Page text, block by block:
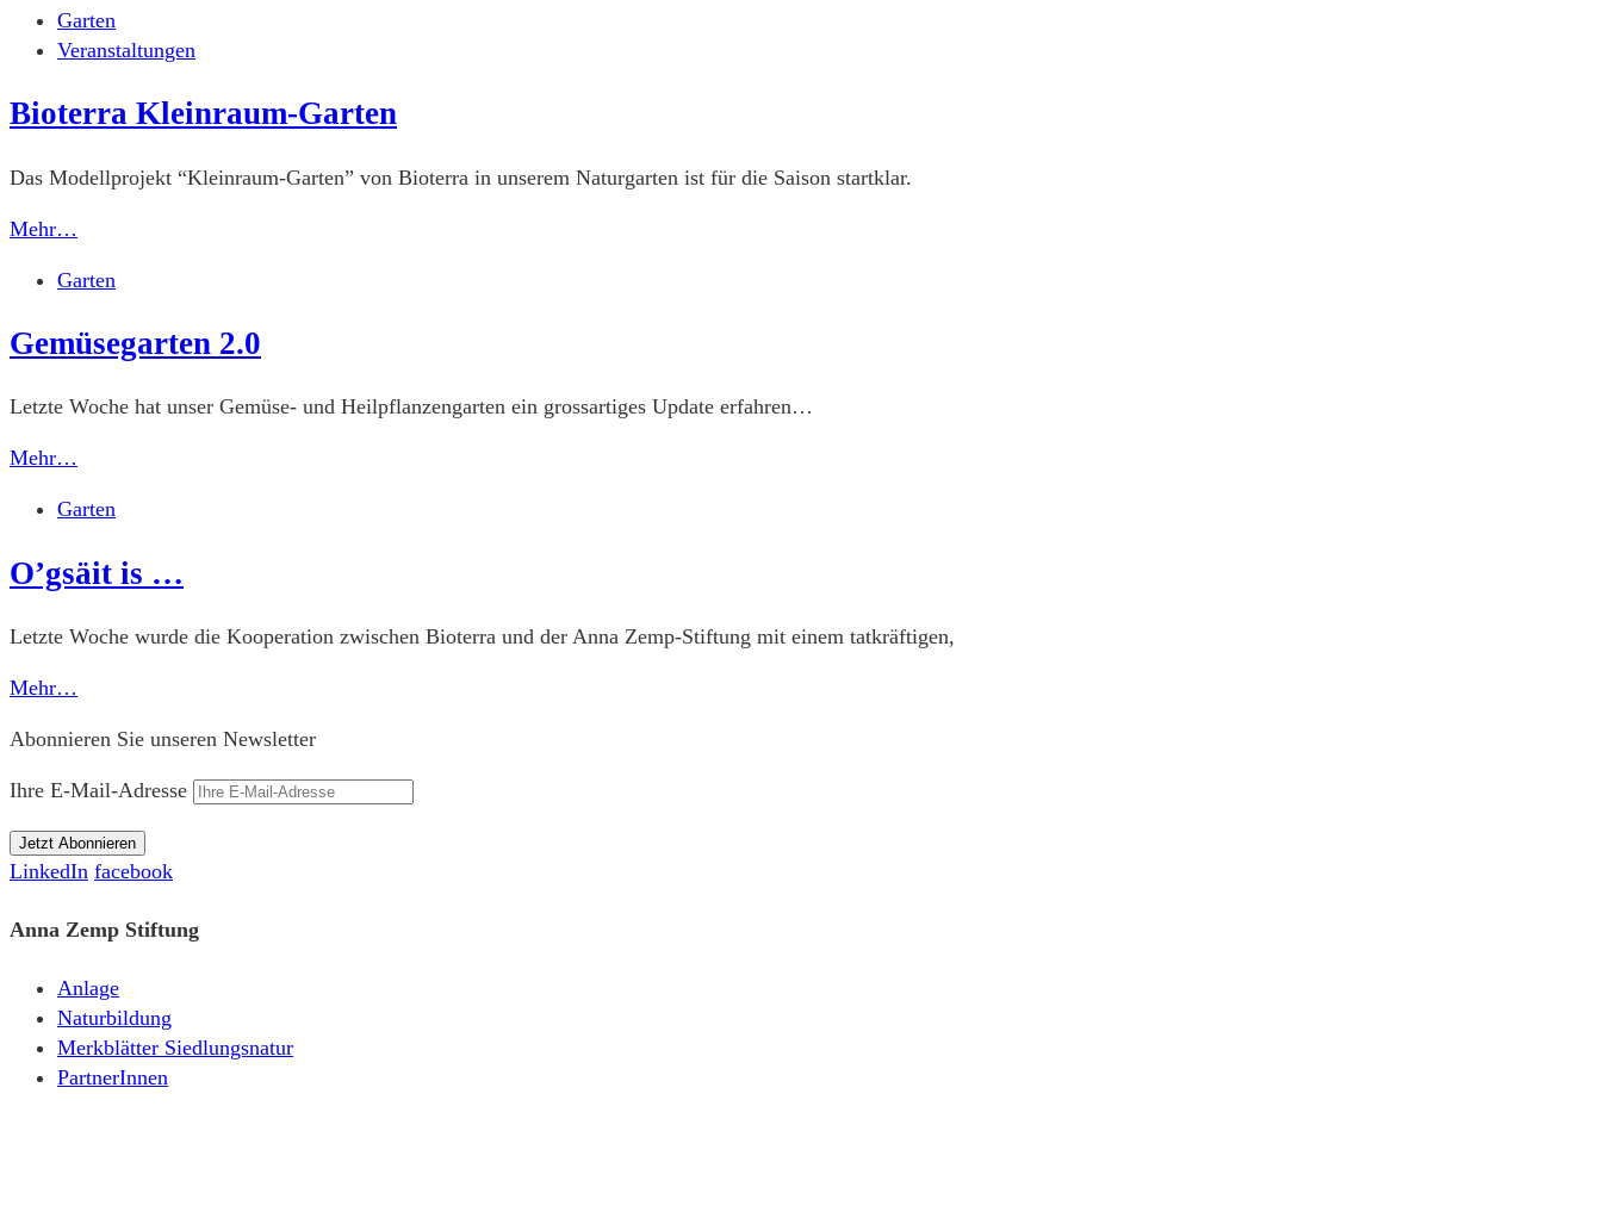
Garten
Veranstaltungen
Bioterra Kleinraum-Garten
Das Modellprojekt “Kleinraum-Garten” von Bioterra in unserem Naturgarten ist für die Saison startklar.
Mehr…
Garten
Gemüsegarten 2.0
Letzte Woche hat unser Gemüse- und Heilpflanzengarten ein grossartiges Update erfahren…
Mehr…
Garten
O’gsäit is …
Letzte Woche wurde die Kooperation zwischen Bioterra und der Anna Zemp-Stiftung mit einem tatkräftigen,
Mehr…
Abonnieren Sie unseren Newsletter
Ihre E-Mail-Adresse
LinkedIn facebook
Anna Zemp Stiftung
Anlage
Naturbildung
Merkblätter Siedlungsnatur
PartnerInnen